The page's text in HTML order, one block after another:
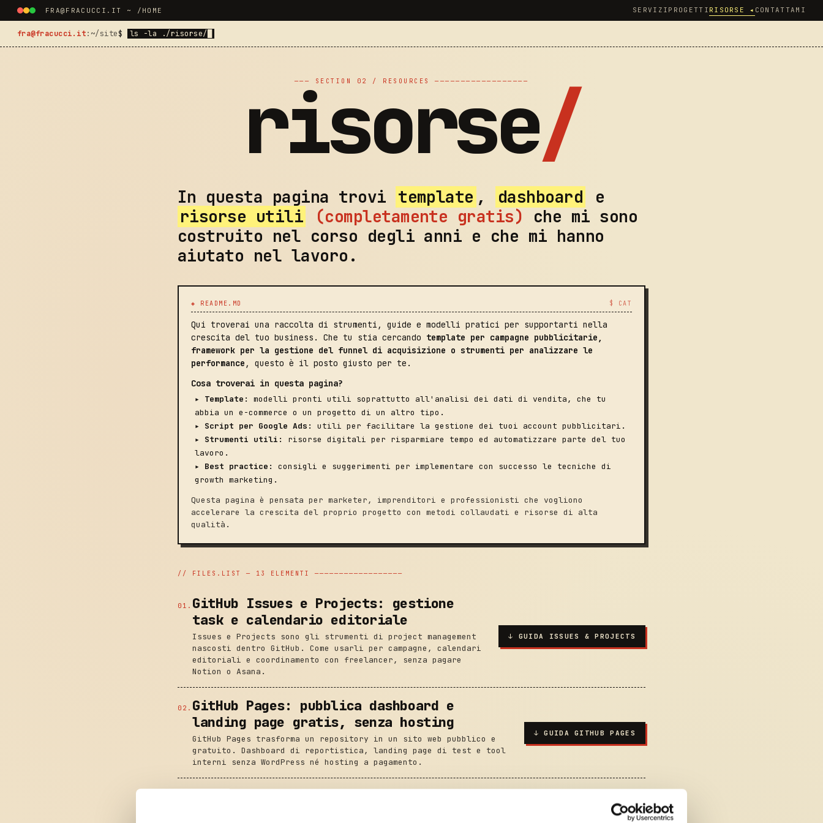
FRA@FRACUCCI.IT ~ /HOME SERVIZI PROGETTI RISORSE ◂ CONTATTAMI
fra@fracucci.it:~/site$ ls -la ./risorse/
─── SECTION 02 / RESOURCES ──────────────────
risorse/
In questa pagina trovi template , dashboard
e
risorse utili
(completamente gratis) che mi sono
costruito nel corso degli anni e che mi hanno
aiutato nel lavoro.
◈ README.MD $ CAT
Qui troverai una raccolta di strumenti, guide e modelli pratici per supportarti nella
crescita del tuo business. Che tu stia cercando template per campagne pubblicitarie,
framework per la gestione del funnel di acquisizione o strumenti per analizzare le
performance , questo è il posto giusto per te.
Cosa troverai in questa pagina?
▸ Template:
modelli pronti utili soprattutto all'analisi dei dati di vendita, che tu
abbia un e-commerce o un progetto di un altro tipo.
▸ Script per Google Ads:
utili per facilitare la gestione dei tuoi account pubblicitari.
▸ Strumenti utili:
risorse digitali per risparmiare tempo ed automatizzare parte del tuo
lavoro.
▸ Best practice:
consigli e suggerimenti per implementare con successo le tecniche di
growth marketing.
Questa pagina è pensata per marketer, imprenditori e professionisti che vogliono
accelerare la crescita del proprio progetto con metodi collaudati e risorse di alta
qualità.
// FILES.LIST ─ 13 ELEMENTI ──────────────────
01 . GitHub Issues e Projects: gestione
task e calendario editoriale
Issues e Projects sono gli strumenti di project management
nascosti dentro GitHub. Come usarli per campagne, calendari
editoriali e coordinamento con freelancer, senza pagare
Notion o Asana.
↓ GUIDA ISSUES & PROJECTS
02 . GitHub Pages: pubblica dashboard e
landing page gratis, senza hosting
GitHub Pages trasforma un repository in un sito web pubblico e
gratuito. Dashboard di reportistica, landing page di test e tool
interni senza WordPress né hosting a pagamento.
↓GUIDA GITHUB PAGES